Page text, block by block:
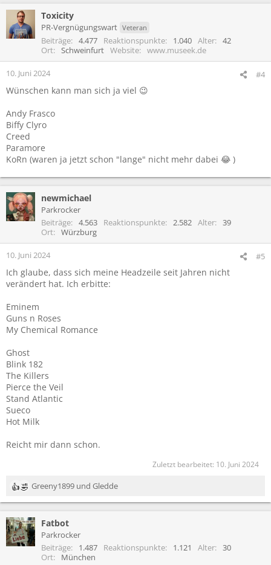
t
i
n
e
:
Toxicity
PR-Vergnügungswart Veteran
Beiträge 4.477 Reaktionspunkte 1.040 Alter
42
Ort
Schweinfurt Website www.museek.de
10. Juni 2024 #4
Wünschen kann man sich ja viel 😉
Andy Frasco
Biffy Clyro
Creed
Paramore
KoRn (waren ja jetzt schon "lange" nicht mehr dabei 😂 )
newmichael
Parkrocker
Beiträge
4.563 Reaktionspunkte 2.582 Alter
39
Ort
Würzburg
10. Juni 2024 #5
Ich glaube, dass sich meine Headzeile seit Jahren nicht
verändert hat. Ich erbitte:
Eminem
Guns n Roses
My Chemical Romance
Ghost
Blink 182
The Killers
Pierce the Veil
Stand Atlantic
Sueco
Hot Milk
Reicht mir dann schon.
Zuletzt bearbeitet: 10. Juni 2024
R
e
k
t
i
Greeny1899 und Gledde
Fatbot
Parkrocker
Beiträge
1.487 Reaktionspunkte 1.121 Alter
30
Ort
München